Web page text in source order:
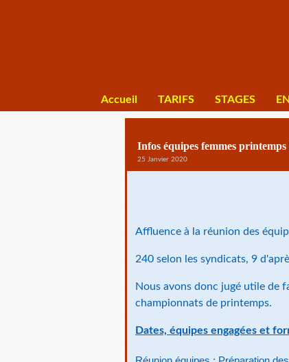
Accueil TARIFS STAGES
Infos équipes femmes printemps
25 Janvier 2020
Affluence à la réunion des
240 selon les syndicats, 9
Nous avons donc jugé utile de
championnats de printemps.
Dates, équipes engagées et